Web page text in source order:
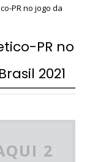
PR no jogo da
PR no
2021
2